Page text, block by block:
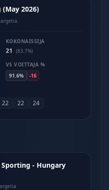
2026)
KOKONAISSIJA
21
(83.7%)
VS VOITTAJA %
91.6%
-16
22 22 24
- Hungary